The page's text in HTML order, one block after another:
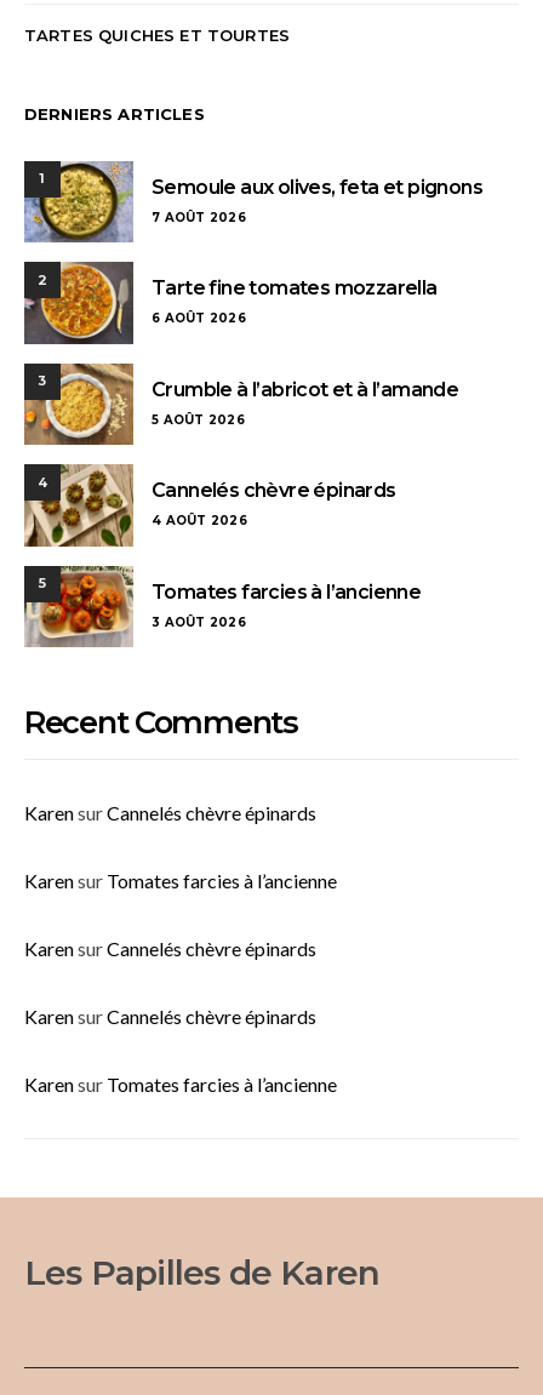
TARTES QUICHES ET TOURTES
DERNIERS ARTICLES
1 Semoule aux olives, feta et pignons
7 AOÛT 2026
2 Tarte fine tomates mozzarella
6 AOÛT 2026
3 Crumble à l’abricot et à l’amande
5 AOÛT 2026
4 Cannelés chèvre épinards
4 AOÛT 2026
5 Tomates farcies à l’ancienne
3 AOÛT 2026
Recent Comments
KarensurCannelés chèvre épinards
Karensur Tomates farcies à l’ancienne
KarensurCannelés chèvre épinards
KarensurCannelés chèvre épinards
Karensur Tomates farcies à l’ancienne
Les Papilles de Karen